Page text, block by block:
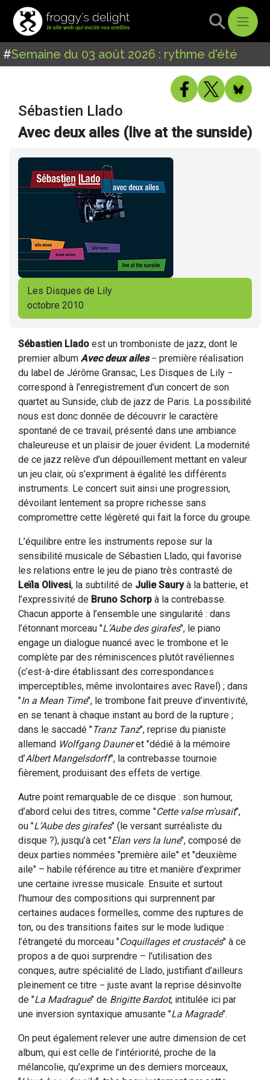
#Semaine du 03 août 2026 : rythme d'été
Sébastien Llado
Avec deux ailes (live at the sunside)
Les Disques de Lily
octobre 2010
Sébastien Llado est un tromboniste de jazz, dont le
premier album Avec deux ailes− première réalisation
du label de Jérôme Gransac, Les Disques de Lily −
correspond à l’enregistrement d’un concert de son
quartet au Sunside, club de jazz de Paris. La possibilité
nous est donc donnée de découvrir le caractère
spontané de ce travail, présenté dans une ambiance
chaleureuse et un plaisir de jouer évident. La modernité
de ce jazz relève d’un dépouillement mettant en valeur
un jeu clair, où s’expriment à égalité les différents
instruments. Le concert suit ainsi une progression,
dévoilant lentement sa propre richesse sans
compromettre cette légèreté qui fait la force du groupe.
L’équilibre entre les instruments repose sur la
sensibilité musicale de Sébastien Llado, qui favorise
les relations entre le jeu de piano très contrasté de
Leïla Olivesi, la subtilité de Julie Sauryà la batterie, et
l’expressivité de Bruno Schorp à la contrebasse.
Chacun apporte à l’ensemble une singularité : dans
l’étonnant morceau "L’Aube des girafes", le piano
engage un dialogue nuancé avec le trombone et le
complète par des réminiscences plutôt ravéliennes
(c’est-à-dire établissant des correspondances
imperceptibles, même involontaires avec Ravel) ; dans
"In a Mean Time", le trombone fait preuve d’inventivité,
en se tenant à chaque instant au bord de la rupture ;
dans le saccadé "Tranz Tanz", reprise du pianiste
allemand Wolfgang Dauneret "dédié à la mémoire
d’Albert Mangelsdorff", la contrebasse tournoie
fièrement, produisant des effets de vertige.
Autre point remarquable de ce disque : son humour,
d’abord celui des titres, comme "Cette valse m’usait",
ou "L’Aube des girafes" (le versant surréaliste du
disque ?), jusqu’à cet "Elan vers la lune", composé de
deux parties nommées "première aile" et "deuxième
aile" – habile référence au titre et manière d’exprimer
une certaine ivresse musicale. Ensuite et surtout
l’humour des compositions qui surprennent par
certaines audaces formelles, comme des ruptures de
ton, ou des transitions faites sur le mode ludique :
l’étrangeté du morceau "Coquillages et crustacés" à ce
propos a de quoi surprendre – l’utilisation des
conques, autre spécialité de Llado, justifiant d’ailleurs
pleinement ce titre − juste avant la reprise désinvolte
de "La Madrague" de Brigitte Bardot, intitulée ici par
une inversion syntaxique amusante "La Magrade".
On peut également relever une autre dimension de cet
album, qui est celle de l’intériorité, proche de la
mélancolie, qu’exprime un des derniers morceaux,